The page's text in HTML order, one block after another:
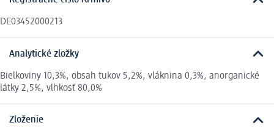
DE03452000213
Analytické zložky
Bielkoviny 10,3%, obsah tukov 5,2%, vláknina 0,3%, anorganické
látky 2,5%, vlhkosť 80,0%
Zloženie